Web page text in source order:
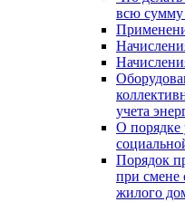
всю сумму
учета
О порядке
Порядок
при смене
жилого